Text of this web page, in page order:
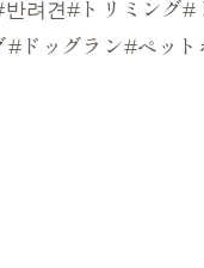
견#トリミング#
ドッグラン#ペッ